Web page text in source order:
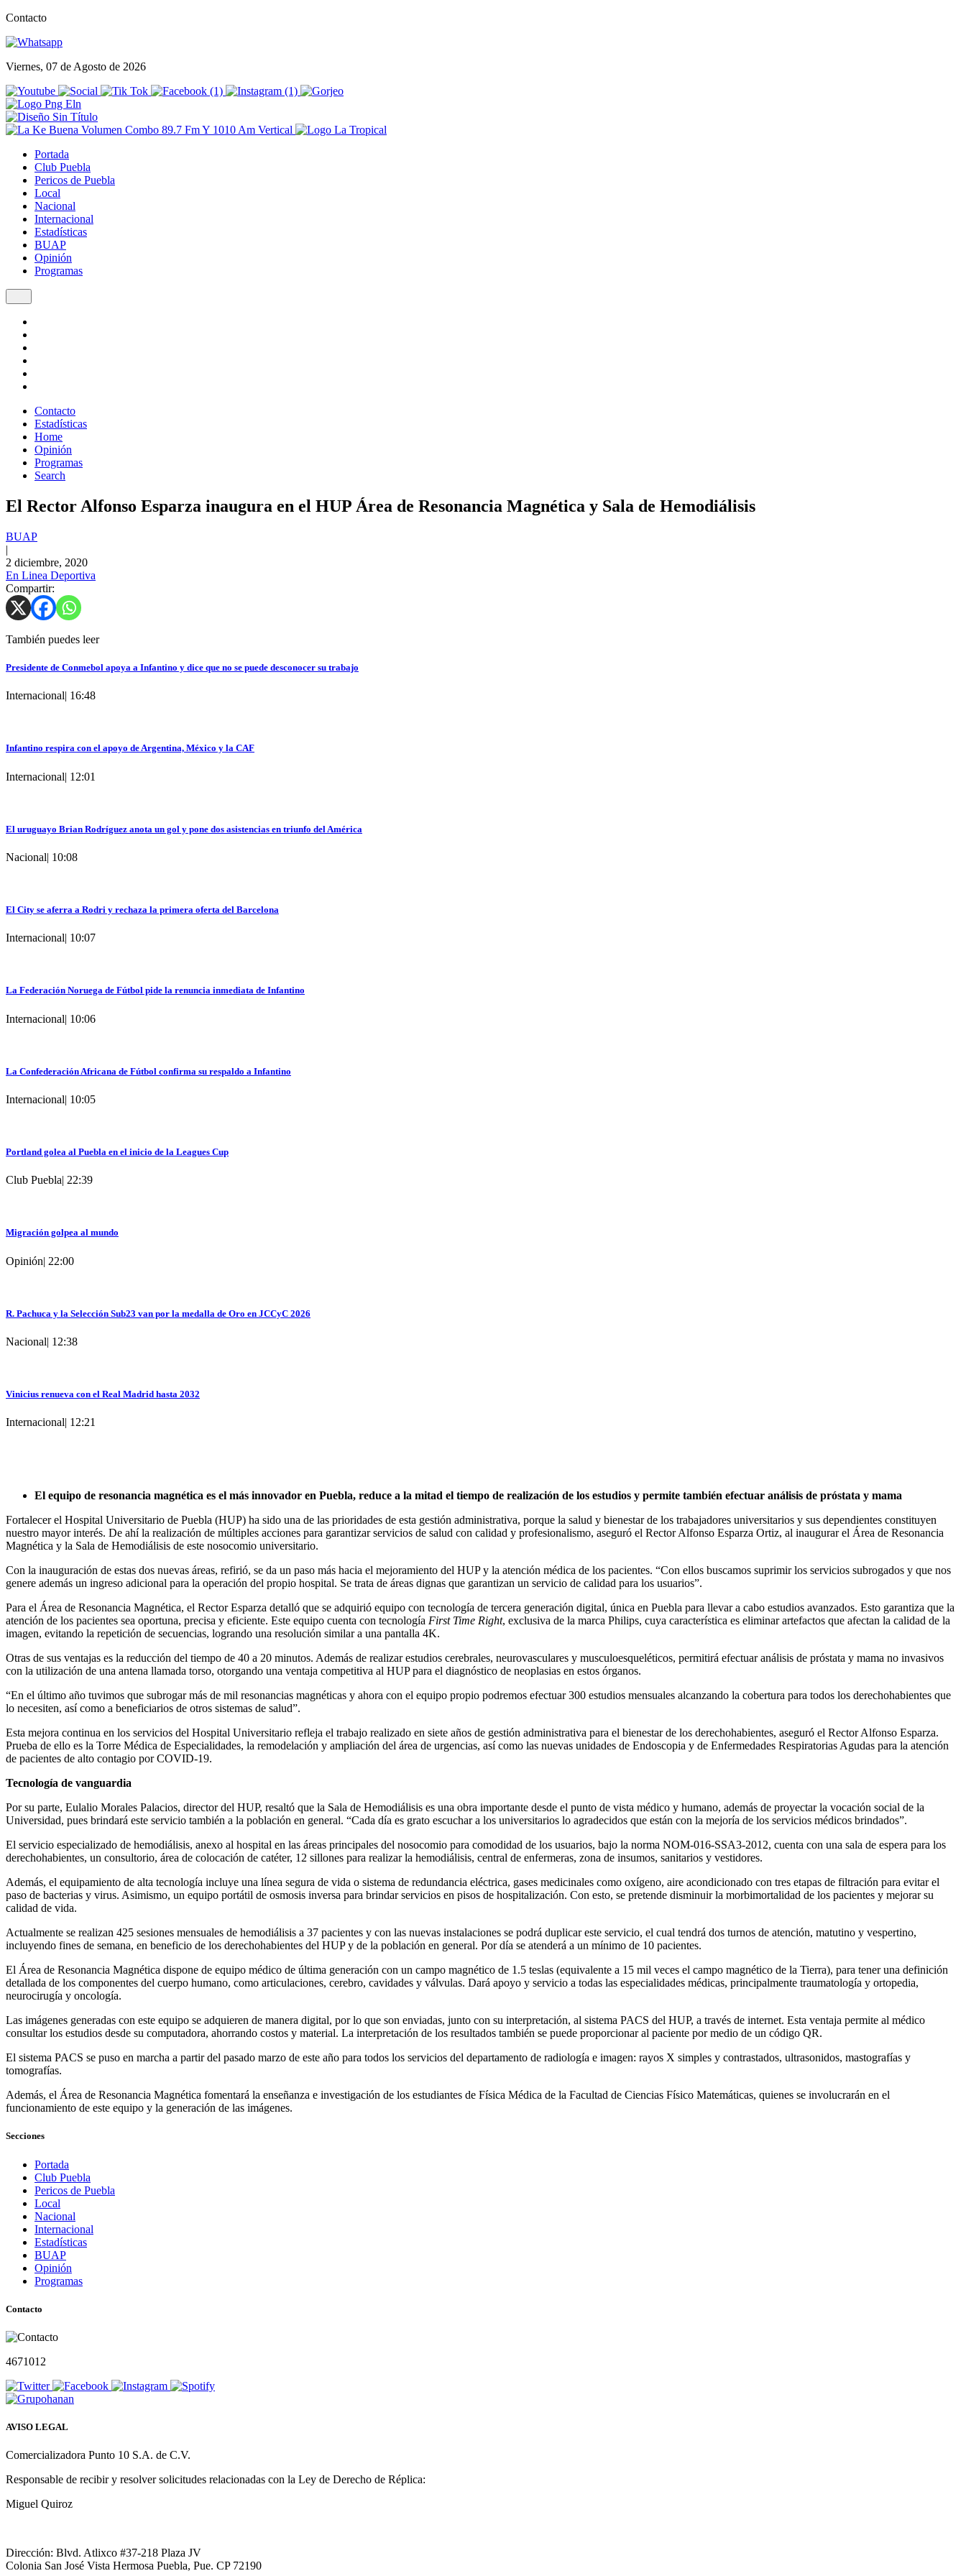
Contacto
Viernes, 07 de Agosto de 2026
Portada
Club Puebla
Pericos de Puebla
Local
Nacional
Internacional
Estadísticas
BUAP
Opinión
Programas
Contacto
Estadísticas
Home
Opinión
Programas
Search
El Rector Alfonso Esparza inaugura en el HUP Área de Resonancia Magnética y Sala de Hemodiálisis
BUAP
|
2 diciembre, 2020
En Linea Deportiva
Compartir:
También puedes leer
Presidente de Conmebol apoya a Infantino y dice que no se puede desconocer su trabajo
Internacional| 16:48
Infantino respira con el apoyo de Argentina, México y la CAF
Internacional| 12:01
El uruguayo Brian Rodríguez anota un gol y pone dos asistencias en triunfo del América
Nacional| 10:08
El City se aferra a Rodri y rechaza la primera oferta del Barcelona
Internacional| 10:07
La Federación Noruega de Fútbol pide la renuncia inmediata de Infantino
Internacional| 10:06
La Confederación Africana de Fútbol confirma su respaldo a Infantino
Internacional| 10:05
Portland golea al Puebla en el inicio de la Leagues Cup
Club Puebla| 22:39
Migración golpea al mundo
Opinión| 22:00
R. Pachuca y la Selección Sub23 van por la medalla de Oro en JCCyC 2026
Nacional| 12:38
Vinicius renueva con el Real Madrid hasta 2032
Internacional| 12:21
El equipo de resonancia magnética es el más innovador en Puebla, reduce a la mitad el tiempo de realización de los estudios y permite también efectuar análisis de próstata y mama
Fortalecer el Hospital Universitario de Puebla (HUP) ha sido una de las prioridades de esta gestión administrativa, porque la salud y bienestar de los trabajadores universitarios y sus dependientes constituyen
nuestro mayor interés. De ahí la realización de múltiples acciones para garantizar servicios de salud con calidad y profesionalismo, aseguró el Rector Alfonso Esparza Ortiz, al inaugurar el Área de Resonancia
Magnética y la Sala de Hemodiálisis de este nosocomio universitario.
Con la inauguración de estas dos nuevas áreas, refirió, se da un paso más hacia el mejoramiento del HUP y la atención médica de los pacientes. “Con ellos buscamos suprimir los servicios subrogados y que nos
genere además un ingreso adicional para la operación del propio hospital. Se trata de áreas dignas que garantizan un servicio de calidad para los usuarios”.
Para el Área de Resonancia Magnética, el Rector Esparza detalló que se adquirió equipo con tecnología de tercera generación digital, única en Puebla para llevar a cabo estudios avanzados. Esto garantiza que la
atención de los pacientes sea oportuna, precisa y eficiente. Este equipo cuenta con tecnología First Time Right, exclusiva de la marca Philips, cuya característica es eliminar artefactos que afectan la calidad de la
imagen, evitando la repetición de secuencias, logrando una resolución similar a una pantalla 4K.
Otras de sus ventajas es la reducción del tiempo de 40 a 20 minutos. Además de realizar estudios cerebrales, neurovasculares y musculoesqueléticos, permitirá efectuar análisis de próstata y mama no invasivos
con la utilización de una antena llamada torso, otorgando una ventaja competitiva al HUP para el diagnóstico de neoplasias en estos órganos.
“En el último año tuvimos que subrogar más de mil resonancias magnéticas y ahora con el equipo propio podremos efectuar 300 estudios mensuales alcanzando la cobertura para todos los derechohabientes que
lo necesiten, así como a beneficiarios de otros sistemas de salud”.
Esta mejora continua en los servicios del Hospital Universitario refleja el trabajo realizado en siete años de gestión administrativa para el bienestar de los derechohabientes, aseguró el Rector Alfonso Esparza.
Prueba de ello es la Torre Médica de Especialidades, la remodelación y ampliación del área de urgencias, así como las nuevas unidades de Endoscopia y de Enfermedades Respiratorias Agudas para la atención
de pacientes de alto contagio por COVID-19.
Tecnología de vanguardia
Por su parte, Eulalio Morales Palacios, director del HUP, resaltó que la Sala de Hemodiálisis es una obra importante desde el punto de vista médico y humano, además de proyectar la vocación social de la
Universidad, pues brindará este servicio también a la población en general. “Cada día es grato escuchar a los universitarios lo agradecidos que están con la mejoría de los servicios médicos brindados”.
El servicio especializado de hemodiálisis, anexo al hospital en las áreas principales del nosocomio para comodidad de los usuarios, bajo la norma NOM-016-SSA3-2012, cuenta con una sala de espera para los
derechohabientes, un consultorio, área de colocación de catéter, 12 sillones para realizar la hemodiálisis, central de enfermeras, zona de insumos, sanitarios y vestidores.
Además, el equipamiento de alta tecnología incluye una línea segura de vida o sistema de redundancia eléctrica, gases medicinales como oxígeno, aire acondicionado con tres etapas de filtración para evitar el
paso de bacterias y virus. Asimismo, un equipo portátil de osmosis inversa para brindar servicios en pisos de hospitalización. Con esto, se pretende disminuir la morbimortalidad de los pacientes y mejorar su
calidad de vida.
Actualmente se realizan 425 sesiones mensuales de hemodiálisis a 37 pacientes y con las nuevas instalaciones se podrá duplicar este servicio, el cual tendrá dos turnos de atención, matutino y vespertino,
incluyendo fines de semana, en beneficio de los derechohabientes del HUP y de la población en general. Por día se atenderá a un mínimo de 10 pacientes.
El Área de Resonancia Magnética dispone de equipo médico de última generación con un campo magnético de 1.5 teslas (equivalente a 15 mil veces el campo magnético de la Tierra), para tener una definición
detallada de los componentes del cuerpo humano, como articulaciones, cerebro, cavidades y válvulas. Dará apoyo y servicio a todas las especialidades médicas, principalmente traumatología y ortopedia,
neurocirugía y oncología.
Las imágenes generadas con este equipo se adquieren de manera digital, por lo que son enviadas, junto con su interpretación, al sistema PACS del HUP, a través de internet. Esta ventaja permite al médico
consultar los estudios desde su computadora, ahorrando costos y material. La interpretación de los resultados también se puede proporcionar al paciente por medio de un código QR.
El sistema PACS se puso en marcha a partir del pasado marzo de este año para todos los servicios del departamento de radiología e imagen: rayos X simples y contrastados, ultrasonidos, mastografías y
tomografías.
Además, el Área de Resonancia Magnética fomentará la enseñanza e investigación de los estudiantes de Física Médica de la Facultad de Ciencias Físico Matemáticas, quienes se involucrarán en el
funcionamiento de este equipo y la generación de las imágenes.
Secciones
Portada
Club Puebla
Pericos de Puebla
Local
Nacional
Internacional
Estadísticas
BUAP
Opinión
Programas
Contacto
4671012
AVISO LEGAL
Comercializadora Punto 10 S.A. de C.V.
Responsable de recibir y resolver solicitudes relacionadas con la Ley de Derecho de Réplica:
Miguel Quiroz
Dirección: Blvd. Atlixco #37-218 Plaza JV
Colonia San José Vista Hermosa Puebla, Pue. CP 72190